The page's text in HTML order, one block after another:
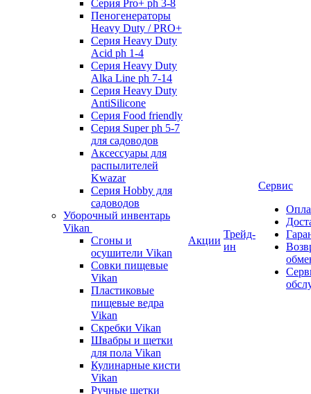
Серия Pro+ ph 3-8
Пеногенераторы
Heavy Duty / PRO+
Серия Heavy Duty
Acid ph 1-4
Серия Heavy Duty
Alka Line ph 7-14
Серия Heavy Duty
AntiSilicone
Серия Food friendly
Серия Super ph 5-7
для садоводов
Аксессуары для
распылителей
Kwazar
Серия Hobby для
садоводов
Уборочный инвентарь
Vikan
Сгоны и
осушители Vikan
Совки пищевые
Vikan
Пластиковые
пищевые ведра
Vikan
Скребки Vikan
Швабры и щетки
для пола Vikan
Кулинарные кисти
Vikan
Ручные щетки
Акции
Трейд-
ин
Сервис